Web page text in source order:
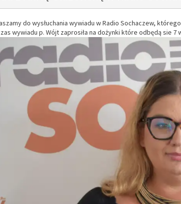
do wysłuchania wywiadu w Radio Sochaczew,
wywiadu p. Wójt zaprosiła na dożynki które odbędą sie 7